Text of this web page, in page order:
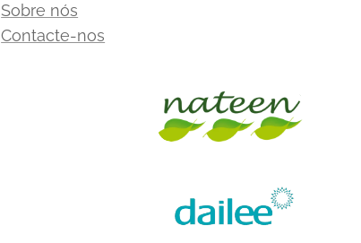
Sobre nós
Contacte-nos